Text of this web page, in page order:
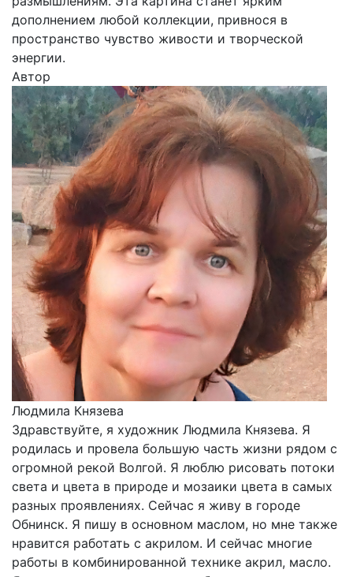
дополнением любой коллекции, привнося в
пространство чувство живости и творческой
энергии.
Автор
Людмила Князева
Здравствуйте, я художник Людмила Князева. Я
родилась и провела большую часть жизни рядом с
огромной рекой Волгой. Я люблю рисовать потоки
света и цвета в природе и мозаики цвета в самых
разных проявлениях. Сейчас я живу в городе
Обнинск. Я пишу в основном маслом, но мне также
нравится работать с акрилом. И сейчас многие
работы в комбинированной технике акрил, масло.